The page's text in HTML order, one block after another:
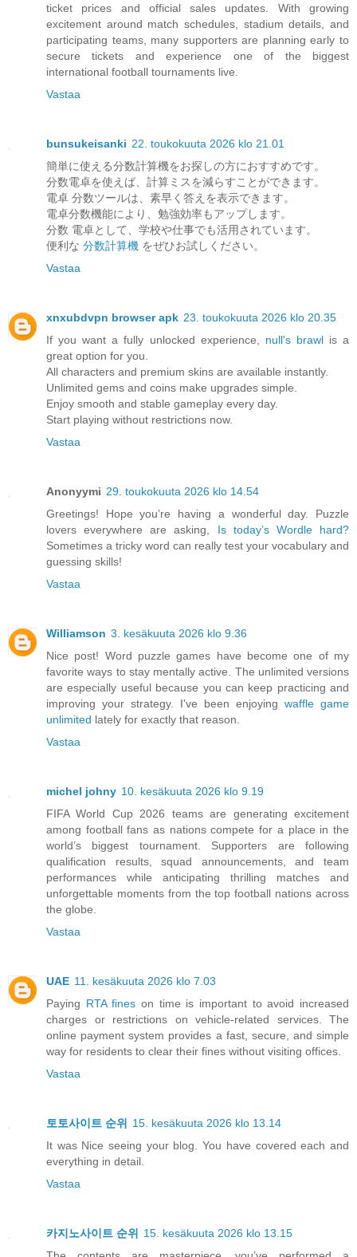
ticket prices and official sales updates. With growing
excitement around match schedules, stadium details, and
participating teams, many supporters are planning early to
secure tickets and experience one of the biggest
international football tournaments live.
Vastaa
bunsukeisanki 22. toukokuuta 2026 klo 21.01
簡単に使える分数計算機をお探しの方におすすめです。
分数電卓を使えば、計算ミスを減らすことができます。
電卓 分数ツールは、素早く答えを表示できます。
電卓分数機能により、勉強効率もアップします。
分数 電卓として、学校や仕事でも活用されています。
便利な 分数計算機 をぜひお試しください。
Vastaa
xnxubdvpn browser apk 23. toukokuuta 2026 klo 20.35
If you want a fully unlocked experience, null's brawlis a
great option for you.
All characters and premium skins are available instantly.
Unlimited gems and coins make upgrades simple.
Enjoy smooth and stable gameplay every day.
Start playing without restrictions now.
Vastaa
Anonyymi 29. toukokuuta 2026 klo 14.54
Greetings! Hope you’re having a wonderful day. Puzzle
lovers everywhere are asking, Is today’s Wordle hard?
Sometimes a tricky word can really test your vocabulary and
guessing skills!
Vastaa
Williamson 3. kesäkuuta 2026 klo 9.36
Nice post! Word puzzle games have become one of my
favorite ways to stay mentally active. The unlimited versions
are especially useful because you can keep practicing and
improving your strategy. I've been enjoying waffle game
unlimited lately for exactly that reason.
Vastaa
michel johny 10. kesäkuuta 2026 klo 9.19
FIFA World Cup 2026 teams are generating excitement
among football fans as nations compete for a place in the
world’s biggest tournament. Supporters are following
qualification results, squad announcements, and team
performances while anticipating thrilling matches and
unforgettable moments from the top football nations across
the globe.
Vastaa
UAE 11. kesäkuuta 2026 klo 7.03
Paying RTA fines on time is important to avoid increased
charges or restrictions on vehicle-related services. The
online payment system provides a fast, secure, and simple
way for residents to clear their fines without visiting offices.
Vastaa
토토사이트 순위
15. kesäkuuta 2026 klo 13.14
It was Nice seeing your blog. You have covered each and
everything in detail.
Vastaa
카지노사이트 순위
15. kesäkuuta 2026 klo 13.15